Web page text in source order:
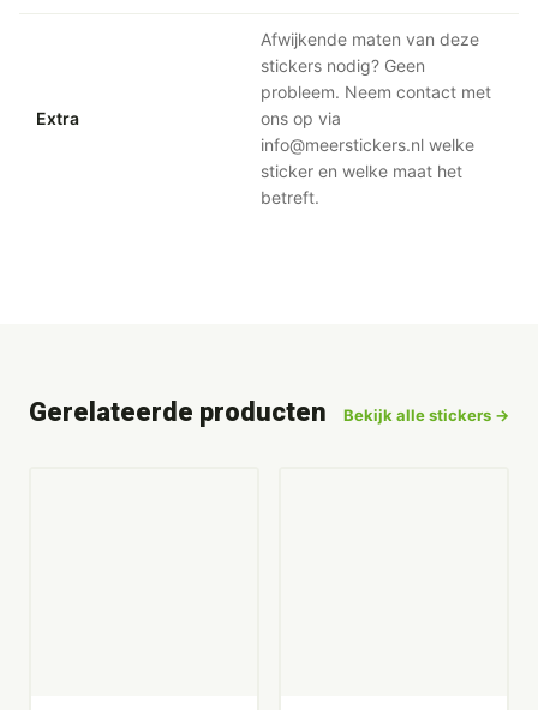
Extra
Afwijkende maten van deze
stickers nodig? Geen
probleem. Neem contact met
ons op via
info@meerstickers.nl welke
sticker en welke maat het
betreft.
Gerelateerde producten Bekijk alle stickers →